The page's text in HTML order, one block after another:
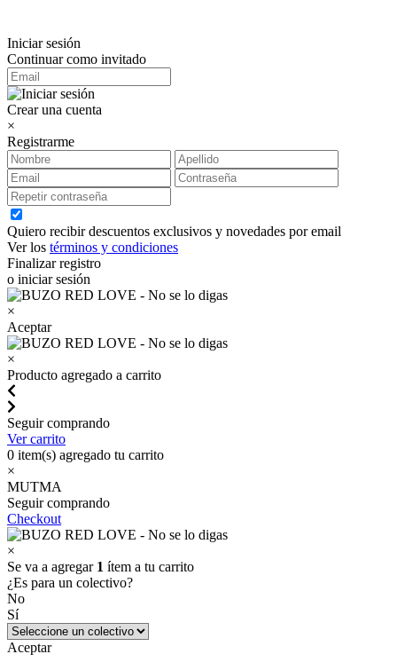
Iniciar sesión
Continuar como invitado
Crear una cuenta
×
Registrarme
Quiero recibir descuentos exclusivos y novedades por email
Ver los términos y condiciones
Finalizar registro
o iniciar sesión
×
Aceptar
×
Producto agregado a carrito
Seguir comprando
Ver carrito
0 item(s) agregado tu carrito
×
MUTMA
Seguir comprando
Checkout
×
Se va a agregar 1 ítem a tu carrito
¿Es para un colectivo?
No
Sí
Aceptar